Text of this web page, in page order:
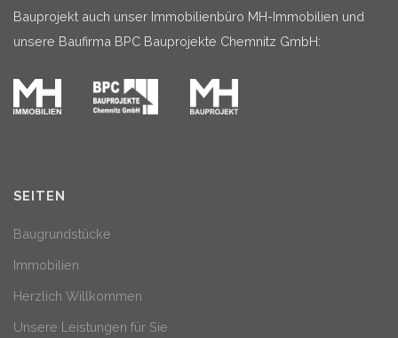
Bauprojekt auch unser Immobilienbüro MH-Immobilien und
unsere Baufirma BPC Bauprojekte Chemnitz GmbH:
SEITEN
Baugrundstücke
Immobilien
Herzlich Willkommen
Unsere Leistungen für Sie